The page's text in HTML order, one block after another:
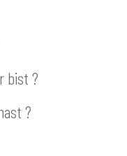
bist ?
?